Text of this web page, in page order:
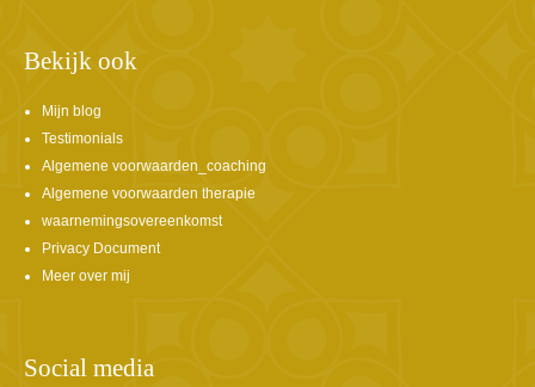
Bekijk ook
Mijn blog
Testimonials
Algemene voorwaarden_coaching
Algemene voorwaarden therapie
waarnemingsovereenkomst
Privacy Document
Meer over mij
Social media